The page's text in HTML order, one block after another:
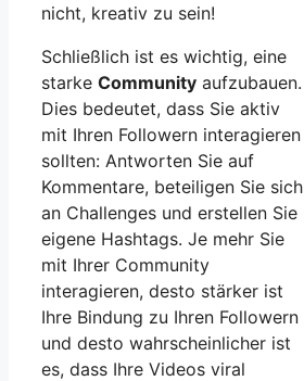
nicht, kreativ zu sein!
Schließlich ist es wichtig, eine
starke Community aufzubauen.
Dies bedeutet, dass Sie aktiv
mit Ihren Followern interagieren
sollten: Antworten Sie auf
Kommentare, beteiligen Sie sich
an Challenges und erstellen Sie
eigene Hashtags. Je mehr Sie
mit Ihrer Community
interagieren, desto stärker ist
Ihre Bindung zu Ihren Followern
und desto wahrscheinlicher ist
es, dass Ihre Videos viral